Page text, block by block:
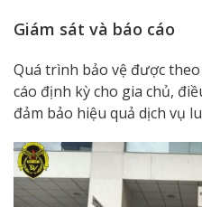
Giám sát và báo cáo
Quá trình bảo vệ được
cáo định kỳ cho gia chủ,
đảm bảo hiệu quả dịch vụ